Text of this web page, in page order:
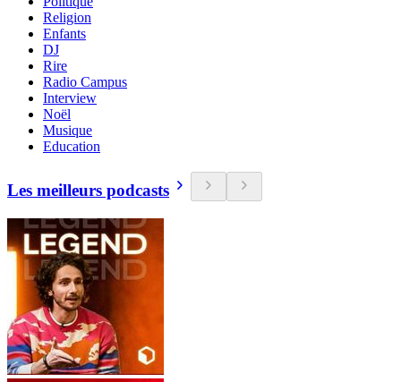
Religion
Enfants
DJ
Rire
Radio Campus
Interview
Noël
Musique
Education
Les meilleurs podcasts